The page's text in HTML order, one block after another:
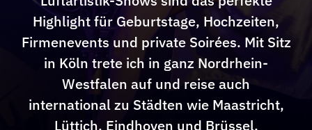
Highlight für Geburtstage, Hochzeiten,
Firmenevents und private Soirées. Mit Sitz
in Köln trete ich in ganz Nordrhein-
Westfalen auf und reise auch
international zu Städten wie Maastricht,
Lüttich, Eindhoven und Brüssel.